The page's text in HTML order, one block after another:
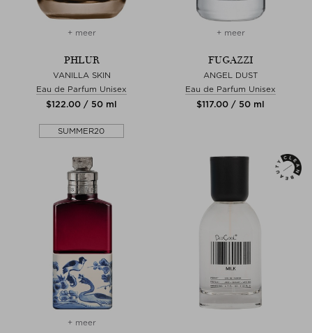
+ meer
PHLUR
VANILLA SKIN
Eau de Parfum Unisex
$‌122.00 / 50 ml
SUMMER20
+ meer
FUGAZZI
ANGEL DUST
Eau de Parfum Unisex
$‌117.00 / 50 ml
+ meer